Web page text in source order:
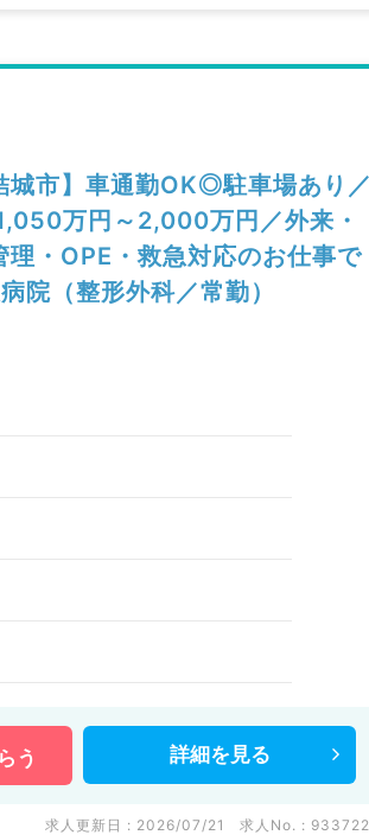
城市】車通勤OK◎駐車場あり／
万円～2,000万円／外来・
理・OPE・救急対応のお仕事で
院（整形外科／常勤）
う 詳細を 見る
求人更新日 : 2026/07/21 求人No. : 933722